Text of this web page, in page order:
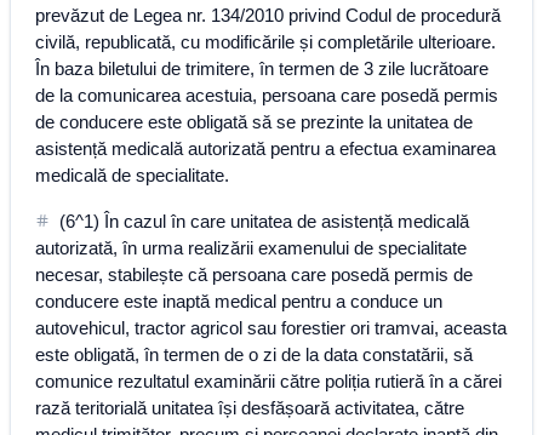
prevăzut de Legea nr. 134/2010 privind Codul de procedură
civilă, republicată, cu modificările și completările ulterioare.
În baza biletului de trimitere, în termen de 3 zile lucrătoare
de la comunicarea acestuia, persoana care posedă permis
de conducere este obligată să se prezinte la unitatea de
asistență medicală autorizată pentru a efectua examinarea
medicală de specialitate.
(6^1) În cazul în care unitatea de asistență medicală
autorizată, în urma realizării examenului de specialitate
necesar, stabilește că persoana care posedă permis de
conducere este inaptă medical pentru a conduce un
autovehicul, tractor agricol sau forestier ori tramvai, aceasta
este obligată, în termen de o zi de la data constatării, să
comunice rezultatul examinării către poliția rutieră în a cărei
rază teritorială unitatea își desfășoară activitatea, către